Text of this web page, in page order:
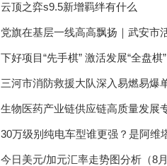
云顶之弈s9.5新增羁绊有什么
党旗在基层一线高高飘扬｜武安市
下好项目“先手棋” 激活发展“全盘
三河市消防救援大队深入易燃易爆
生物医药产业链供应链高质量发展
30万级别纯电车型谁更强？是阿维
今日美元/加元汇率走势图分析（8月